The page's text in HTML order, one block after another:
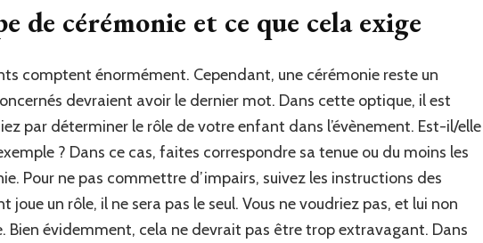
de cérémonie et ce que cela exige
comptent énormément. Cependant, une cérémonie reste un
devraient avoir le dernier mot. Dans cette optique, il est
par déterminer le rôle de votre enfant dans l’évènement. Est-il/elle
? Dans ce cas, faites correspondre sa tenue ou du moins les
Pour ne pas commettre d’impairs, suivez les instructions des
un rôle, il ne sera pas le seul. Vous ne voudriez pas, et lui non
Bien évidemment, cela ne devrait pas être trop extravagant. Dans